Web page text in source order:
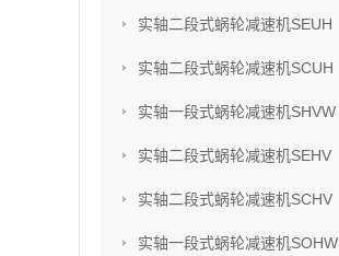
实轴二段式蜗轮减速机SEUH
实轴二段式蜗轮减速机SCUH
实轴一段式蜗轮减速机SHVW
实轴二段式蜗轮减速机SEHV
实轴二段式蜗轮减速机SCHV
实轴一段式蜗轮减速机SOHW